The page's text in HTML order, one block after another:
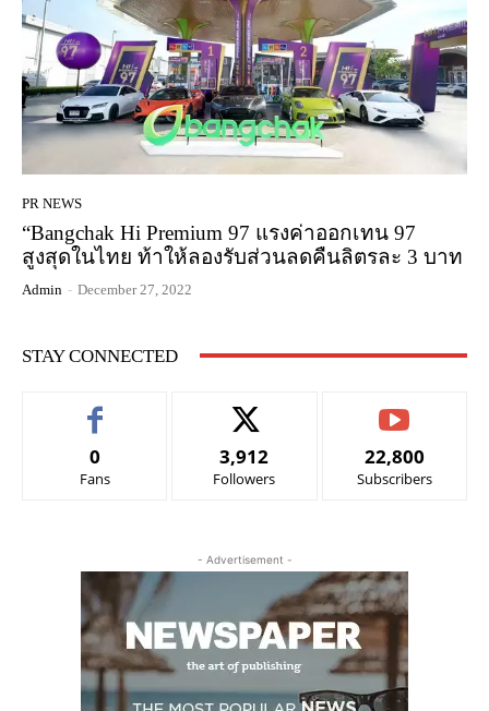
PR NEWS
“Bangchak Hi Premium 97 แรงค่าออกเทน 97
สูงสุดในไทย ท้าให้ลองรับส่วนลดคืนลิตรละ 3 บาท
Admin - December 27, 2022
STAY CONNECTED
0
Fans
3,912
Followers
22,800
Subscribers
- Advertisement -